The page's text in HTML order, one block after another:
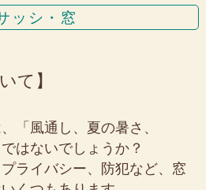
ッシ・窓
て
「風通し、夏の暑さ、
はないでしょうか？
ライバシー、防犯など、窓